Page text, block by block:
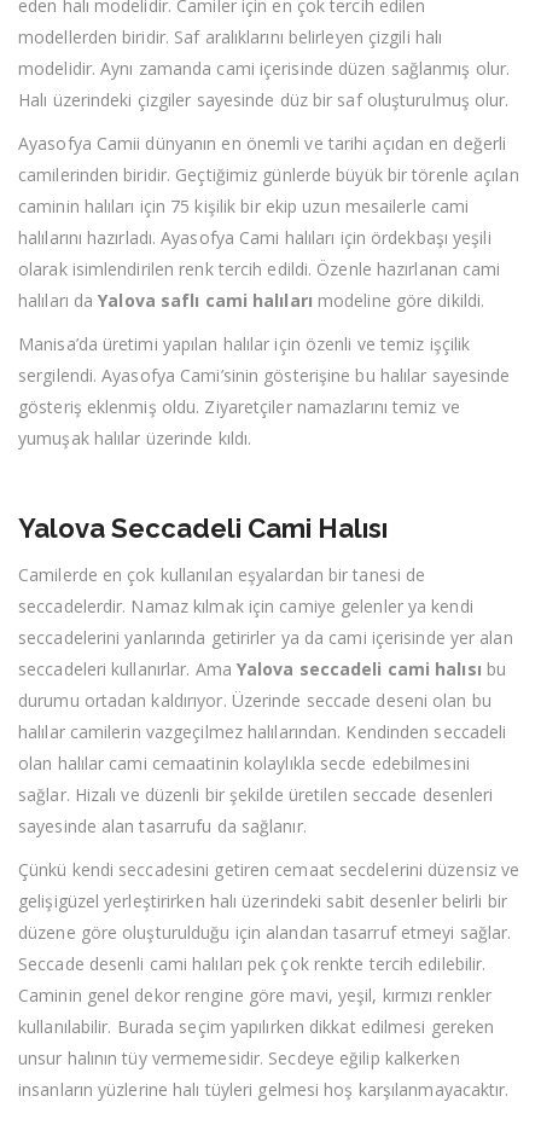
eden halı modelidir. Camiler için en çok tercih edilen
modellerden biridir. Saf aralıklarını belirleyen çizgili halı
modelidir. Aynı zamanda cami içerisinde düzen sağlanmış olur.
Halı üzerindeki çizgiler sayesinde düz bir saf oluşturulmuş olur.
Ayasofya Camii dünyanın en önemli ve tarihi açıdan en değerli
camilerinden biridir. Geçtiğimiz günlerde büyük bir törenle açılan
caminin halıları için 75 kişilik bir ekip uzun mesailerle cami
halılarını hazırladı. Ayasofya Cami halıları için ördekbaşı yeşili
olarak isimlendirilen renk tercih edildi. Özenle hazırlanan cami
halıları daYalova saflı cami halıları modeline göre dikildi.
Manisa’da üretimi yapılan halılar için özenli ve temiz işçilik
sergilendi. Ayasofya Cami’sinin gösterişine bu halılar sayesinde
gösteriş eklenmiş oldu. Ziyaretçiler namazlarını temiz ve
yumuşak halılar üzerinde kıldı.
Yalova Seccadeli Cami Halısı
Camilerde en çok kullanılan eşyalardan bir tanesi de
seccadelerdir. Namaz kılmak için camiye gelenler ya kendi
seccadelerini yanlarında getirirler ya da cami içerisinde yer alan
seccadeleri kullanırlar. Ama Yalova seccadeli cami halısı bu
durumu ortadan kaldırıyor. Üzerinde seccade deseni olan bu
halılar camilerin vazgeçilmez halılarından. Kendinden seccadeli
olan halılar cami cemaatinin kolaylıkla secde edebilmesini
sağlar. Hizalı ve düzenli bir şekilde üretilen seccade desenleri
sayesinde alan tasarrufu da sağlanır.
Çünkü kendi seccadesini getiren cemaat secdelerini düzensiz ve
gelişigüzel yerleştirirken halı üzerindeki sabit desenler belirli bir
düzene göre oluşturulduğu için alandan tasarruf etmeyi sağlar.
Seccade desenli cami halıları pek çok renkte tercih edilebilir.
Caminin genel dekor rengine göre mavi, yeşil, kırmızı renkler
kullanılabilir. Burada seçim yapılırken dikkat edilmesi gereken
unsur halının tüy vermemesidir. Secdeye eğilip kalkerken
insanların yüzlerine halı tüyleri gelmesi hoş karşılanmayacaktır.